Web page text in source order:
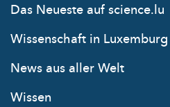
Das Neueste auf science.lu
Wissenschaft in Luxemburg
News aus aller Welt
Wissen